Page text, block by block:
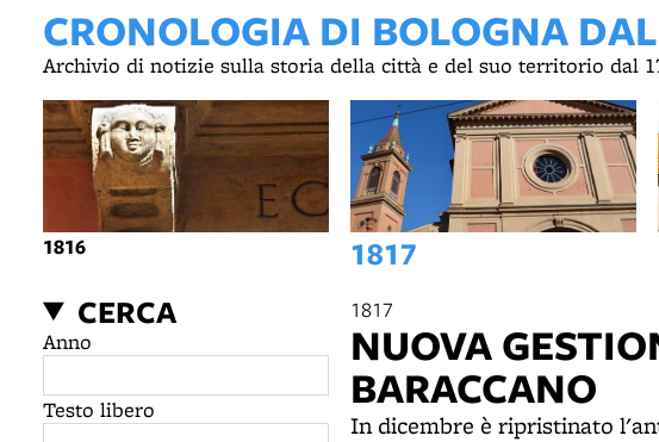
CRONOLOGIA DI BOLOGNA
Archivio di notizie sulla storia della città e del suo territorio dal
1816 1817
CERCA
Anno
Testo libero
1817
NUOVA
BARACCANO
In dicembre è ripristinato